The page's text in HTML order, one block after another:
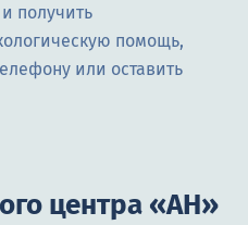
получить
помощь,
или оставить
центра «АН»